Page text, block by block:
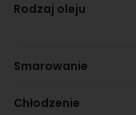
Rodzaj oleju
Smarowanie
Chłodzenie